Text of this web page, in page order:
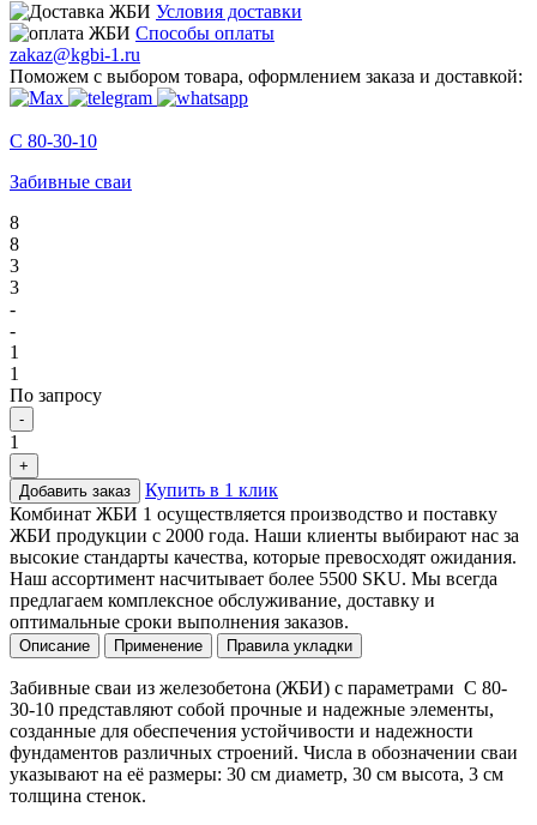
Условия доставки
Способы оплаты
zakaz@kgbi-1.ru
Поможем с выбором товара, оформлением заказа и доставкой:
С 80-30-10
Забивные сваи
8
8
3
3
-
-
1
1
По запросу
-
1
+
Добавить заказ
Купить в 1 клик
Комбинат ЖБИ 1 осуществляется производство и поставку
ЖБИ продукции с 2000 года. Наши клиенты выбирают нас за
высокие стандарты качества, которые превосходят ожидания.
Наш ассортимент насчитывает более 5500 SKU. Мы всегда
предлагаем комплексное обслуживание, доставку и
оптимальные сроки выполнения заказов.
Описание Применение Правила укладки
Забивные сваи из железобетона (ЖБИ) с параметрами С 80-
30-10 представляют собой прочные и надежные элементы,
созданные для обеспечения устойчивости и надежности
фундаментов различных строений. Числа в обозначении сваи
указывают на её размеры: 30 см диаметр, 30 см высота, 3 см
толщина стенок.